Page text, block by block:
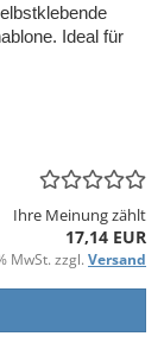
Ideal für
Ihre Meinung zählt
17,14 EUR
MwSt. zzgl. Versand